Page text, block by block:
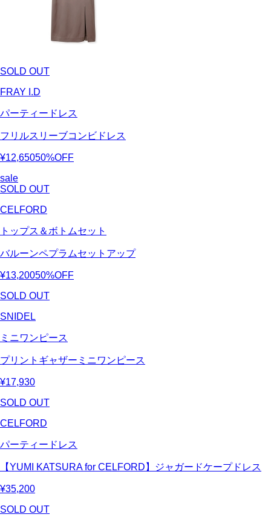
SOLD OUT
FRAY I.D
パーティードレス
フリルスリーブコンビドレス
¥12,65050%OFF
sale
SOLD OUT
CELFORD
トップス＆ボトムセット
バルーンペプラムセットアップ
¥13,20050%OFF
SOLD OUT
SNIDEL
ミニワンピース
プリントギャザーミニワンピース
¥17,930
SOLD OUT
CELFORD
パーティードレス
【YUMI KATSURA for CELFORD】ジャガードケープドレス
¥35,200
SOLD OUT